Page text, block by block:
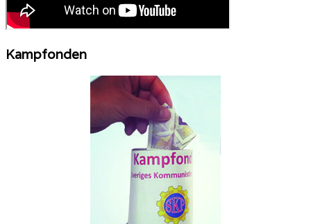
Kampfonden